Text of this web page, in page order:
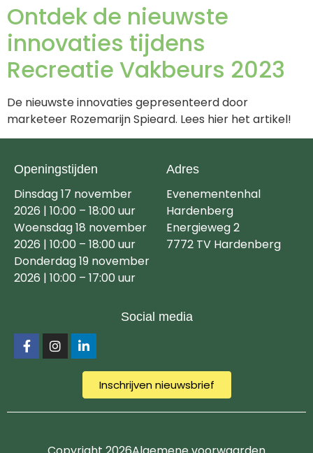
Ontdek de nieuwste
innovaties tijdens
Recreatie Vakbeurs 2023
De nieuwste innovaties gepresenteerd door
marketeer Rozemarijn Spieard. Lees hier het artikel!
Openingstijden
Dinsdag 17 november
2026 | 10:00 – 18:00 uur
Woensdag 18 november
2026 | 10:00 – 18:00 uur
Donderdag 19 november
2026 | 10:00 – 17:00 uur
Adres
Evenementenhal
Hardenberg
Energieweg 2
7772 TV Hardenberg
Social media
Inschrijven nieuwsbrief